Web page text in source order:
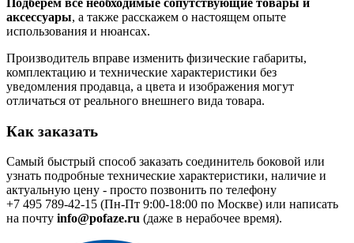
аксессуары, а также расскажем о настоящем опыте
использования и нюансах.
Производитель вправе изменить физические габариты,
комплектацию и технические характеристики без
уведомления продавца, а цвета и изображения могут
отличаться от реального внешнего вида товара.
Как заказать
Самый быстрый способ заказать соединитель боковой или
узнать подробные технические характеристики, наличие и
актуальную цену - просто позвонить по телефону
+7 495 789-42-15 (Пн-Пт 9:00-18:00 по Москве) или написать
на почту info@pofaze.ru (даже в нерабочее время).